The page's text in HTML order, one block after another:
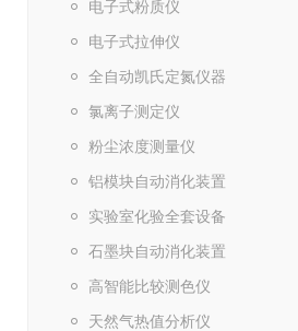
电子式粉质仪
电子式拉伸仪
全自动凯氏定氮仪器
氯离子测定仪
粉尘浓度测量仪
铝模块自动消化装置
实验室化验全套设备
石墨块自动消化装置
高智能比较测色仪
天然气热值分析仪